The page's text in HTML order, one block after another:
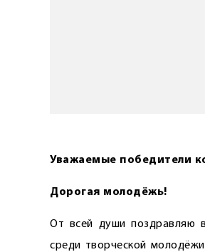
Уважаемые победители
Дорогая молодёжь!
От всей души поздравляю
среди творческой